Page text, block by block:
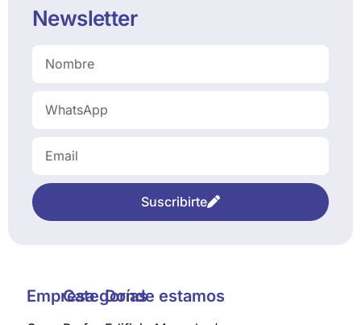
Newsletter
Suscribirte
EmpresaCategoríasDonde estamos